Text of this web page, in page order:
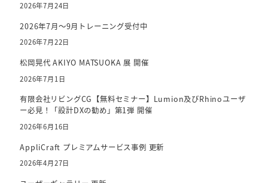
2026年7月24日
2026年7月～9月トレーニング受付中
2026年7月22日
松岡晃代 AKIYO MATSUOKA 展 開催
2026年7月1日
有限会社リビングCG【無料セミナー】Lumion及びRhinoユーザ
ー必見！「設計DXの勧め」第1弾 開催
2026年6月16日
AppliCraft プレミアムサービス事例 更新
2026年4月27日